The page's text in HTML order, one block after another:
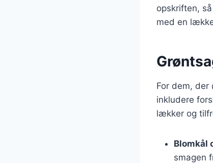
opskriften,
med en
For dem, der
inkludere
lækker og
Blomkål
smagen